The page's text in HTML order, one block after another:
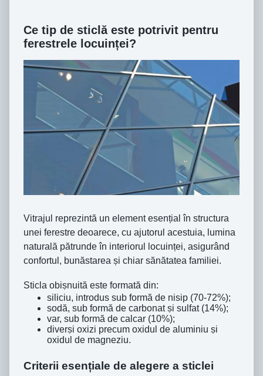
Ce tip de sticlă este potrivit pentru
ferestrele locuinței?
Vitrajul reprezintă un element esențial în structura
unei ferestre deoarece, cu ajutorul acestuia, lumina
naturală pătrunde în interiorul locuinței, asigurând
confortul, bunăstarea și chiar sănătatea familiei.
Sticla obiṣnuită este formată din:
siliciu, introdus sub formă de nisip (70-72%);
sodă, sub formă de carbonat ṣi sulfat (14%);
var, sub formă de calcar (10%);
diverṣi oxizi precum oxidul de aluminiu ṣi
oxidul de magneziu.
Criterii esențiale de alegere a sticlei